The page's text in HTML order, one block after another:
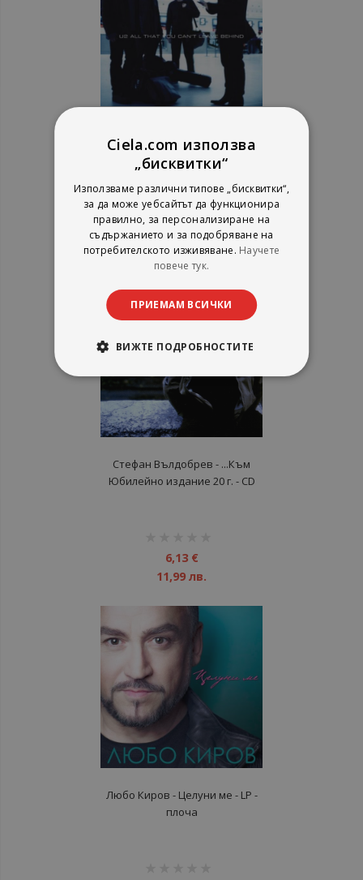
Behind - CD
рейтинг:
1% 13,29 €
25,99 лв.
Стефан Вълдобрев - ...Към
Юбилейно издание 20 г. - CD
6,13 €
11,99 лв.
Любо Киров - Целуни ме - LP -
плоча
Ciela.com използва
„бисквитки“
Използваме различни типове „бисквитки“,
за да може уебсайтът да функционира
правилно, за персонализиране на
съдържанието и за подобряване на
потребителското изживяване. Научете
повече тук.
ПРИЕМАМ ВСИЧКИ
ВИЖТЕ ПОДРОБНОСТИТЕ